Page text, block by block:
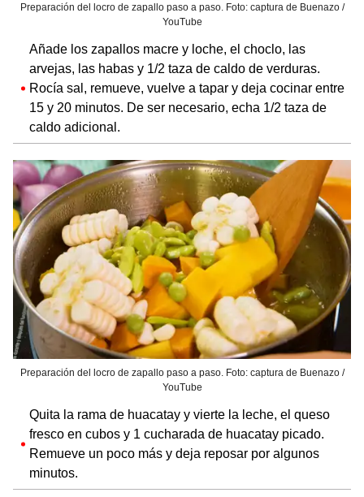
Preparación del locro de zapallo paso a paso. Foto: captura de Buenazo /
YouTube
Añade los zapallos macre y loche, el choclo, las
arvejas, las habas y 1/2 taza de caldo de verduras.
Rocía sal, remueve, vuelve a tapar y deja cocinar entre
15 y 20 minutos. De ser necesario, echa 1/2 taza de
caldo adicional.
Preparación del locro de zapallo paso a paso. Foto: captura de Buenazo /
YouTube
Quita la rama de huacatay y vierte la leche, el queso
fresco en cubos y 1 cucharada de huacatay picado.
Remueve un poco más y deja reposar por algunos
minutos.